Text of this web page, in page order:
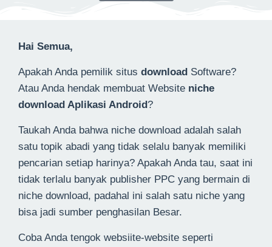
Hai Semua,
Apakah Anda pemilik situs download Software?
Atau Anda hendak membuat Website niche
download Aplikasi Android?
Taukah Anda bahwa niche download adalah salah
satu topik abadi yang tidak selalu banyak memiliki
pencarian setiap harinya? Apakah Anda tau, saat ini
tidak terlalu banyak publisher PPC yang bermain di
niche download, padahal ini salah satu niche yang
bisa jadi sumber penghasilan Besar.
Coba Anda tengok websiite-website seperti